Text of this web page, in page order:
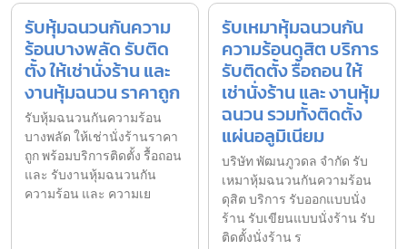
รับหุ้มฉนวนกันความ
ร้อนบางพลัด รับติด
ตั้ง ให้เช่านั่งร้าน และ
งานหุ้มฉนวน ราคาถูก
รับหุ้มฉนวนกันความร้อน
บางพลัด ให้เช่านั่งร้านราคา
ถูก พร้อมบริการติดตั้ง รื้อถอน
และ รับงานหุ้มฉนวนกัน
ความร้อน และ ความเย
รับเหมาหุ้มฉนวนกัน
ความร้อนดุสิต บริการ
รับติดตั้ง รื้อถอน ให้
เช่านั่งร้าน และ งานหุ้ม
ฉนวน รวมทั้งติดตั้ง
แผ่นอลูมิเนียม
บริษัท พัฒนภูวดล จำกัด รับ
เหมาหุ้มฉนวนกันความร้อน
ดุสิต บริการ รับออกแบบนั่ง
ร้าน รับเขียนแบบนั่งร้าน รับ
ติดตั้งนั่งร้าน ร